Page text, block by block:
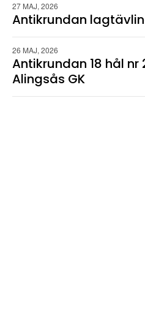
27 MAJ, 2026
Antikrundan
26 MAJ, 2026
Antikrundan 18 hål nr
Alingsås GK